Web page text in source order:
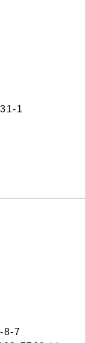
1
8-7